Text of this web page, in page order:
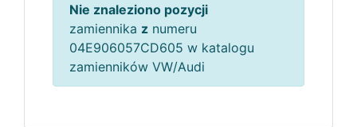
Nie znaleziono pozycji
zamiennika z numeru
04E906057CD605 w katalogu
zamienników VW/Audi